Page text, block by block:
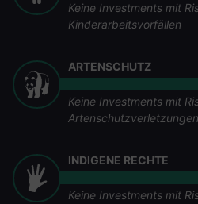
Keine Investments mit
Kinderarbeitsvorfällen
ARTENSCHUTZ
Keine Investments mit
Artenschutzverletzungen
INDIGENE RECHTE
Keine Investments mit